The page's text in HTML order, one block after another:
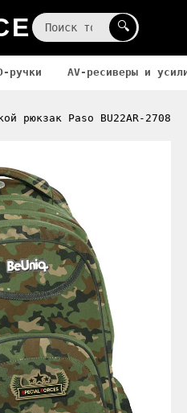
🔍
ручки AV-ресиверы и
рюкзак Paso BU22AR-2708